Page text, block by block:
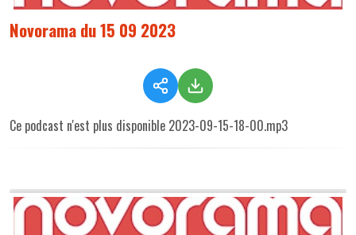
Novorama du 15 09 2023
Ce podcast n'est plus disponible 2023-09-15-18-00.mp3